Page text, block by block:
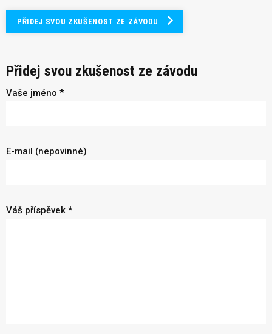
PŘIDEJ SVOU ZKUŠENOST ZE ZÁVODU
Přidej svou zkušenost ze závodu
Vaše jméno *
E-mail (nepovinné)
Váš příspěvek *